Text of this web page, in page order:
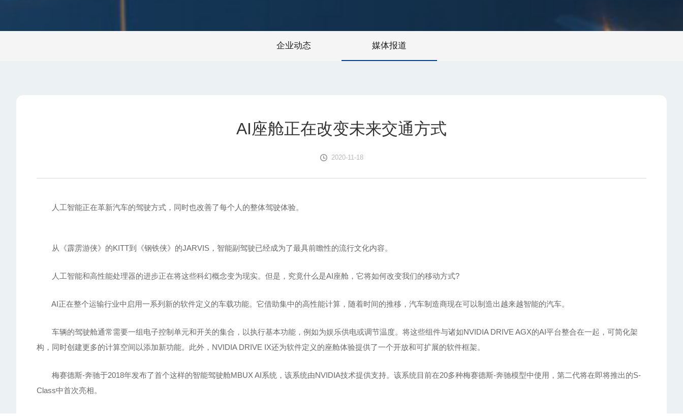
企业动态 媒体报道
AI座舱正在改变未来交通方式
2020-11-18
人工智能正在革新汽车的驾驶方式，同时也改善了每个人的整体驾驶体验。
从《霹雳游侠》的KITT到《钢铁侠》的JARVIS，智能副驾驶已经成为了最具前瞻性的流行文化内容。
人工智能和高性能处理器的进步正在将这些科幻概念变为现实。但是，究竟什么是AI座舱，它将如何改变我们的移动方式?
AI正在整个运输行业中启用一系列新的软件定义的车载功能。它借助集中的高性能计算，随着时间的推移，汽车制造商现在可以制造出越来越智能的汽车。
车辆的驾驶舱通常需要一组电子控制单元和开关的集合，以执行基本功能，例如为娱乐供电或调节温度。将这些组件与诸如NVIDIA DRIVE AGX的AI平台整合在一起，可简化架
构，同时创建更多的计算空间以添加新功能。此外，NVIDIA DRIVE IX还为软件定义的座舱体验提供了一个开放和可扩展的软件框架。
梅赛德斯-奔驰于2018年发布了首个这样的智能驾驶舱MBUX AI系统，该系统由NVIDIA技术提供支持。该系统目前在20多种梅赛德斯-奔驰模型中使用，第二代将在即将推出的S-
Class中首次亮相。